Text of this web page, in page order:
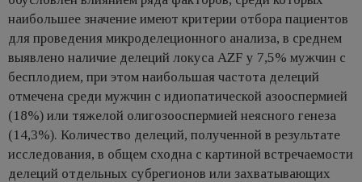
наибольшее значение имеют критерии отбора пациентов
для проведения микроделеционного анализа, в среднем
выявлено наличие делеций локуса AZF у 7,5% мужчин с
бесплодием, при этом наибольшая частота делеций
отмечена среди мужчин с идиопатической азооспермией
(18%) или тяжелой олигозооспермией неясного генеза
(14,3%). Количество делеций, полученной в результате
исследования, в общем сходна с картиной встречаемости
делеций отдельных субрегионов или захватывающих